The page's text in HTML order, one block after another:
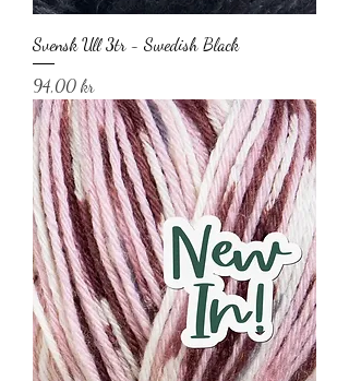
Svensk Ull 3tr - Swedish Black
Pris
94,00 kr